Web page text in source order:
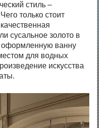
стиль –
только стоит
сусальное золото в
оформленную ванну
для водных
искусства